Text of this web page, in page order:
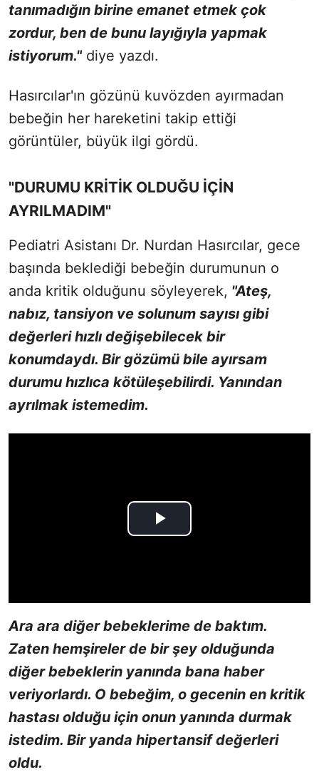
tanımadığın birine emanet etmek çok
zordur, ben de bunu layığıyla yapmak
istiyorum."diye yazdı.
Hasırcılar'ın gözünü kuvözden ayırmadan
bebeğin her hareketini takip ettiği
görüntüler, büyük ilgi gördü.
"DURUMU KRİTİK OLDUĞU İÇİN
AYRILMADIM"
Pediatri Asistanı Dr. Nurdan Hasırcılar, gece
başında beklediği bebeğin durumunun o
anda kritik olduğunu söyleyerek, "Ateş,
nabız, tansiyon ve solunum sayısı gibi
değerleri hızlı değişebilecek bir
konumdaydı. Bir gözümü bile ayırsam
durumu hızlıca kötüleşebilirdi. Yanından
ayrılmak istemedim.
Ara ara diğer bebeklerime de baktım.
Zaten hemşireler de bir şey olduğunda
diğer bebeklerin yanında bana haber
veriyorlardı. O bebeğim, o gecenin en kritik
hastası olduğu için onun yanında durmak
istedim. Bir yanda hipertansif değerleri
oldu.